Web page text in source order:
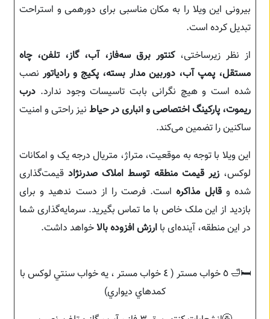
بیرونی این ویلا را به مکان مناسبی برای دورهمی و استراحت
تبدیل کرده است.
از نظر زیرساختی،کنتور برق سه‌فاز، آب، گاز، تلفن، چاه
مستقل، پمپ آب، دوربین مدار بسته، پکیج و رادیاتورنصب
شده است و هیچ نگرانی بابت تاسیسات وجود ندارد. درب
ریموت، پارکینگ اختصاصی و انباری در حیاط نیز راحتی و امنیت
ساکنین را تضمین می‌کند.
این ویلا با توجه به موقعیت، متراژ، متریال درجه یک و امکانات
لوکس،زیر قیمت منطقه توسط املاک صدرنژادقیمت‌گذاری
شده وقابل مذاکرهاست. فرصت را از دست ندهید و برای
بازدید از این ملک خاص با ما تماس بگیرید. سرمایه‌گذاری شما
در این منطقه، آینده‌ای با ارزش افزوده بالاخواهد داشت.
‎🛏🛁 ٥ خواب مستر ( ٤ خواب مستر ، يه خواب سنتي لوكس با
كمدهاي ديواري)